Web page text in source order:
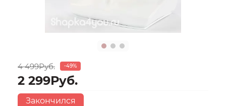
4 499Руб. -49%
2 299Руб.
Закончился